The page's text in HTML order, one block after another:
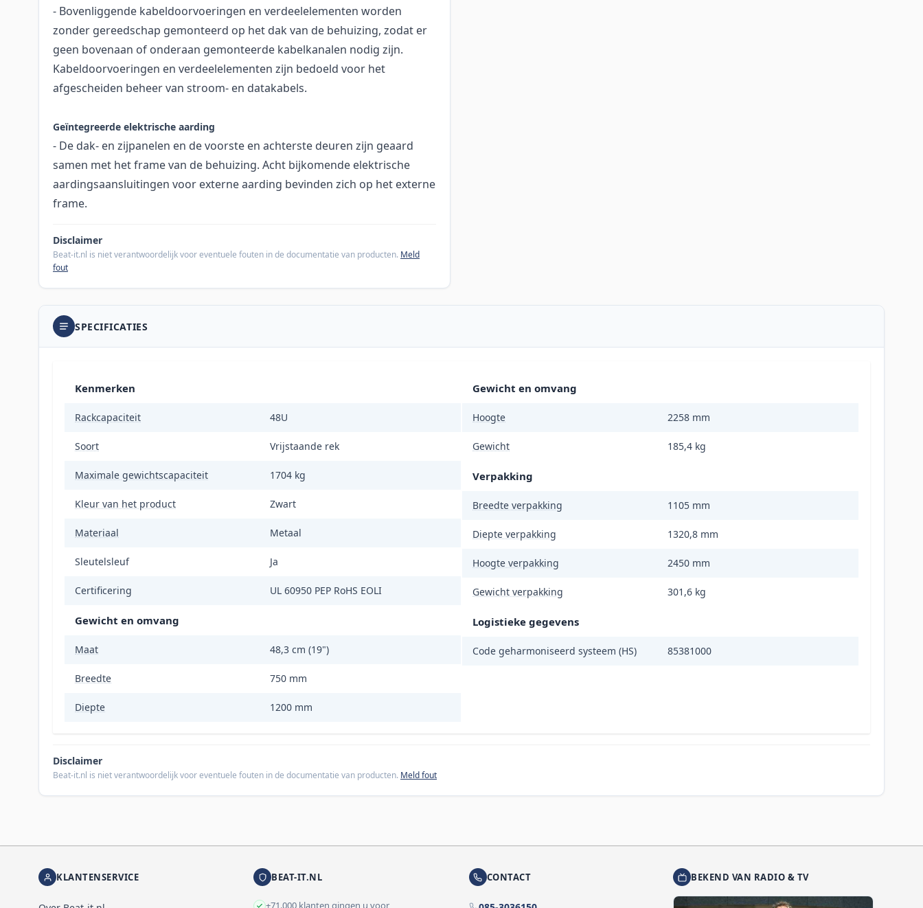
- Bovenliggende kabeldoorvoeringen en verdeelelementen worden
zonder gereedschap gemonteerd op het dak van de behuizing, zodat er
geen bovenaan of onderaan gemonteerde kabelkanalen nodig zijn.
Kabeldoorvoeringen en verdeelelementen zijn bedoeld voor het
afgescheiden beheer van stroom- en datakabels.
Geïntegreerde elektrische aarding
- De dak- en zijpanelen en de voorste en achterste deuren zijn geaard
samen met het frame van de behuizing. Acht bijkomende elektrische
aardingsaansluitingen voor externe aarding bevinden zich op het externe
frame.
Disclaimer
Beat-it.nl is niet verantwoordelijk voor eventuele fouten in de documentatie van producten. Meld
fout
SPECIFICATIES
Kenmerken
Rackcapaciteit 48U
Soort Vrijstaande rek
Maximale gewichtscapaciteit 1704 kg
Kleur van het product Zwart
Materiaal Metaal
Sleutelsleuf Ja
Certificering UL 60950 PEP RoHS EOLI
Gewicht en omvang
Maat 48,3 cm (19")
Breedte 750 mm
Diepte 1200 mm
Gewicht en omvang
Hoogte 2258 mm
Gewicht 185,4 kg
Verpakking
Breedte verpakking 1105 mm
Diepte verpakking 1320,8 mm
Hoogte verpakking 2450 mm
Gewicht verpakking 301,6 kg
Logistieke gegevens
Code geharmoniseerd systeem (HS) 85381000
Disclaimer
Beat-it.nl is niet verantwoordelijk voor eventuele fouten in de documentatie van producten. Meld fout
KLANTENSERVICE BEAT-IT.NL
+71.000 klanten gingen u voor
CONTACT BEKEND VAN RADIO & TV